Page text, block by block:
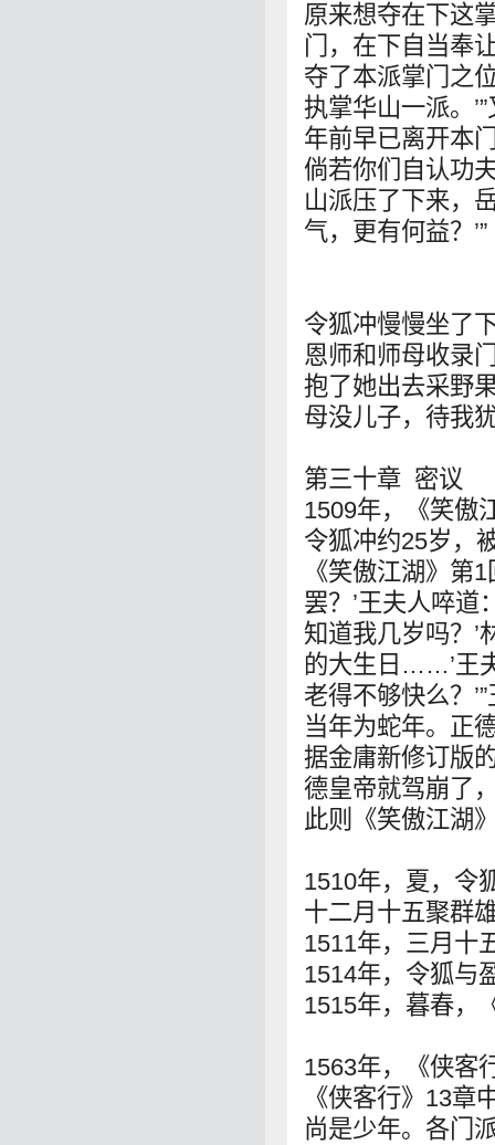
原来想夺在下这
门，在下自当奉
夺了本派掌门之
执掌华山一派。
年前早已离开本
倘若你们自认功
山派压了下来，
气，更有何益？’”
令狐冲慢慢坐了
恩师和师母收录
抱了她出去采野
母没儿子，待我
第三十章 密议
1509年，《笑傲
令狐冲约25岁，
《笑傲江湖》第
罢？’王夫人啐道
知道我几岁吗？’
的大生日……’王
老得不够快么？
当年为蛇年。正
据金庸新修订版
德皇帝就驾崩了
此则《笑傲江湖
1510年，夏，令
十二月十五聚群
1511年，三月十
1514年，令狐与
1515年，暮春，
1563年，《侠客
《侠客行》13章
尚是少年。各门